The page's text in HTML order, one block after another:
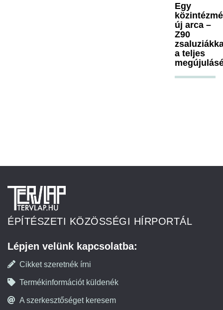
Egy
új arca –
Z90
a teljes
ÉPÍTÉSZETI KÖZÖSSÉGI HÍRPORTÁL
Lépjen velünk kapcsolatba:
Cikket szeretnék írni
Termékinformációt küldenék
A szerkesztőséget keresem